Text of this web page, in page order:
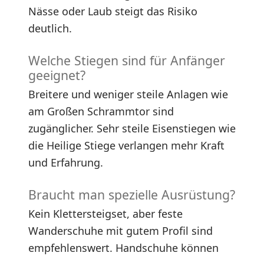
Nässe oder Laub steigt das Risiko
deutlich.
Welche Stiegen sind für Anfänger
geeignet?
Breitere und weniger steile Anlagen wie
am Großen Schrammtor sind
zugänglicher. Sehr steile Eisenstiegen wie
die Heilige Stiege verlangen mehr Kraft
und Erfahrung.
Braucht man spezielle Ausrüstung?
Kein Klettersteigset, aber feste
Wanderschuhe mit gutem Profil sind
empfehlenswert. Handschuhe können